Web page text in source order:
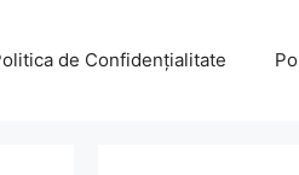
de Confidențialitate